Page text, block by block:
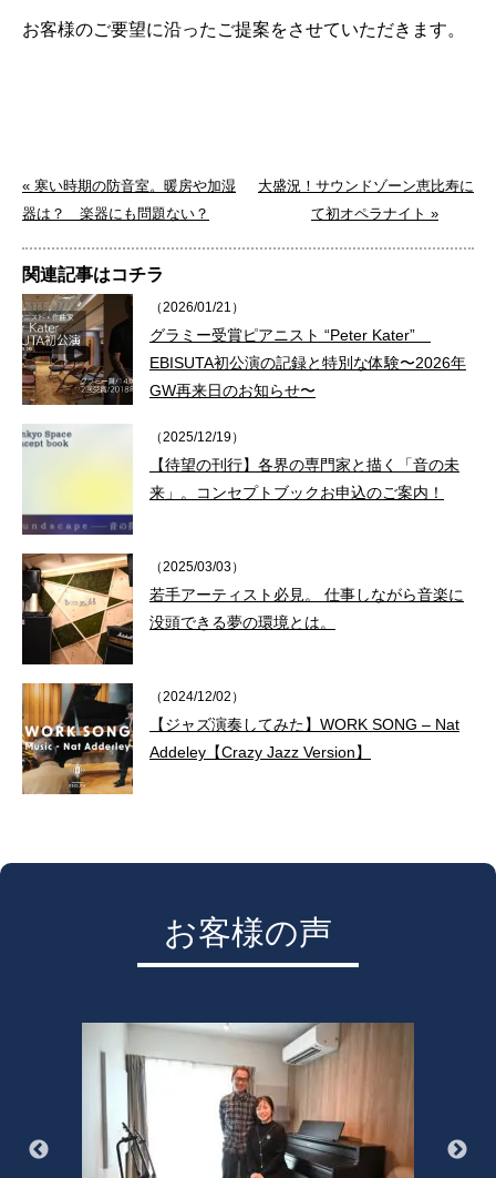
お客様のご要望に沿ったご提案をさせていただきます。
« 寒い時期の防音室。暖房や加湿
器は？ 楽器にも問題ない？
大盛況！サウンドゾーン恵比寿に
て初オペラナイト »
関連記事はコチラ
（2026/01/21）
グラミー受賞ピアニスト “Peter Kater”
EBISUTA初公演の記録と特別な体験〜2026年
GW再来日のお知らせ〜
（2025/12/19）
【待望の刊行】各界の専門家と描く「音の未
来」。コンセプトブックお申込のご案内！
（2025/03/03）
若手アーティスト必見。 仕事しながら音楽に
没頭できる夢の環境とは。
（2024/12/02）
【ジャズ演奏してみた】WORK SONG – Nat
Addeley【Crazy Jazz Version】
お客様の声